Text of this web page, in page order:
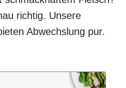
richtig. Unsere
Abwechslung pur.